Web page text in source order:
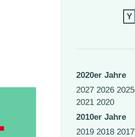
Y
2020er Jahre
2027 2026 2025
2021 2020
2010er Jahre
2019 2018 2017